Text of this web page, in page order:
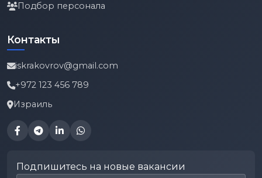
Подбор персонала
Контакты
iskrakovrov@gmail.com
+972 123 456 789
Израиль
Подпишитесь на новые вакансии